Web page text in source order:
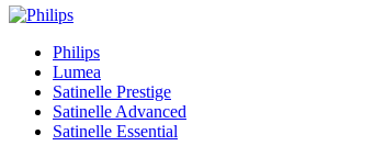
Philips
Lumea
Satinelle Prestige
Satinelle Advanced
Satinelle Essential